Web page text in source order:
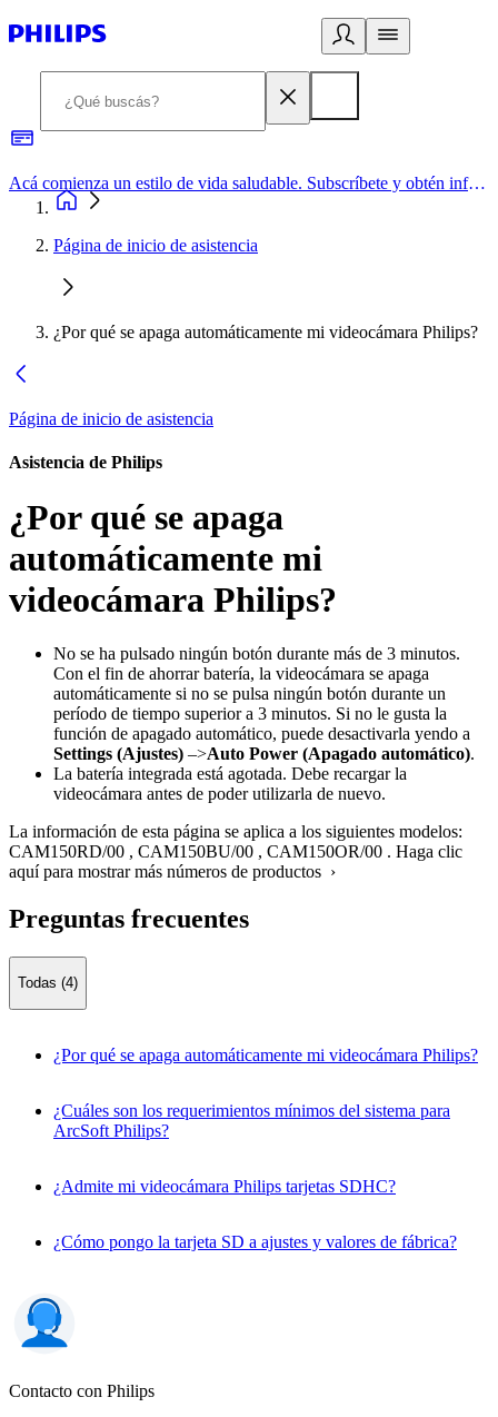
Acá comienza un estilo de vida saludable. Subscríbete y obtén información de primera mano
Página de inicio de asistencia
¿Por qué se apaga automáticamente mi videocámara Philips?
Página de inicio de asistencia
Asistencia de Philips
¿Por qué se apaga
automáticamente mi
videocámara Philips?
No se ha pulsado ningún botón durante más de 3 minutos.
Con el fin de ahorrar batería, la videocámara se apaga
automáticamente si no se pulsa ningún botón durante un
período de tiempo superior a 3 minutos. Si no le gusta la
función de apagado automático, puede desactivarla yendo a
Settings (Ajustes) –>Auto Power (Apagado automático).
La batería integrada está agotada. Debe recargar la
videocámara antes de poder utilizarla de nuevo.
La información de esta página se aplica a los siguientes modelos:
CAM150RD/00 , CAM150BU/00 , CAM150OR/00 . Haga clic
aquí para mostrar más números de productos ›
Preguntas frecuentes
Todas (4)
¿Por qué se apaga automáticamente mi videocámara Philips?
¿Cuáles son los requerimientos mínimos del sistema para
ArcSoft Philips?
¿Admite mi videocámara Philips tarjetas SDHC?
¿Cómo pongo la tarjeta SD a ajustes y valores de fábrica?
Contacto con Philips